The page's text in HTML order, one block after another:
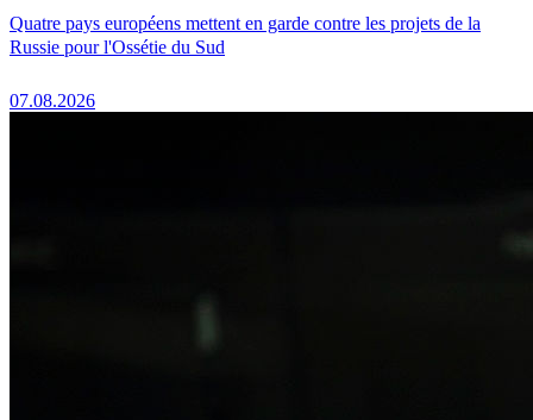
Quatre pays européens mettent en garde contre les projets de la
Russie pour l'Ossétie du Sud
07.08.2026